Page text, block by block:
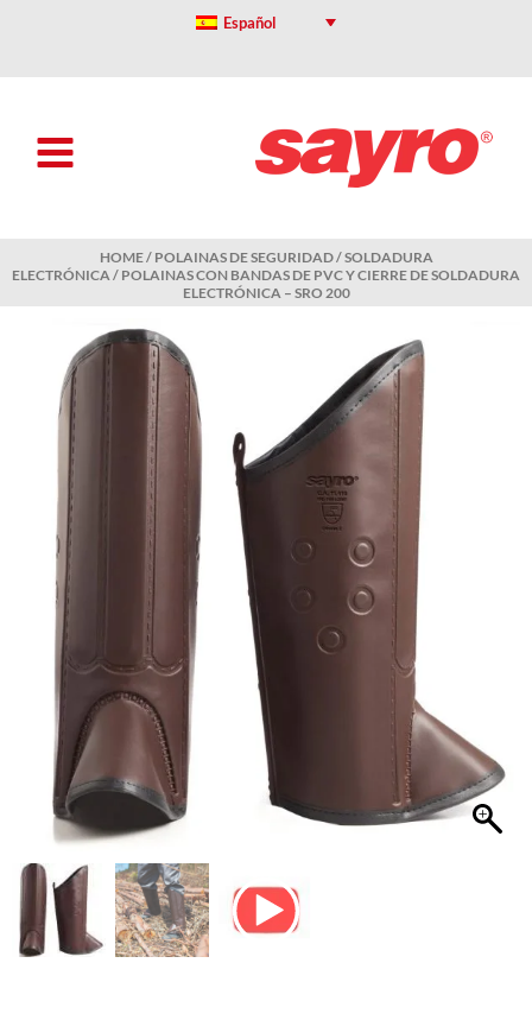
Español
HOME/ POLAINAS DE SEGURIDAD/SOLDADURA
ELECTRÓNICA / POLAINAS CON BANDAS DE PVC Y CIERRE DE SOLDADURA
ELECTRÓNICA – SRO 200